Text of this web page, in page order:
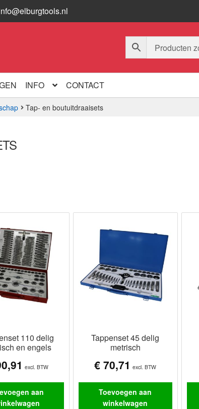
INFO CONTACT
Tap- en boutuitdraaisets
110 delig
en engels
excl. BTW
aan
Tappenset 45 delig
metrisch
€ 70,71 excl. BTW
Toevoegen aan
winkelwagen